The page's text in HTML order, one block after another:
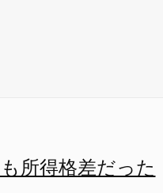
所得格差だった